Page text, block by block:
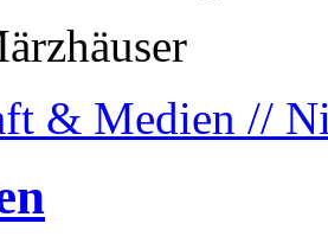
& Medien //